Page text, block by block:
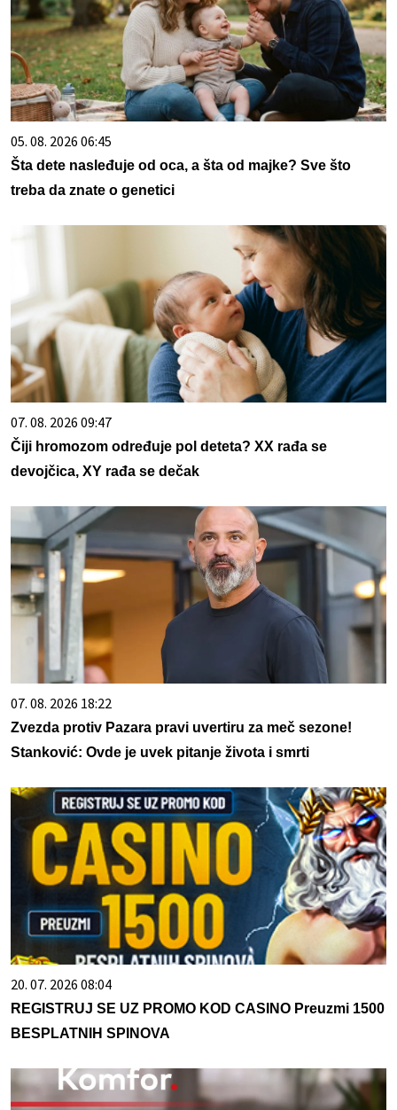
05. 08. 2026 06:45
Šta dete nasleđuje od oca, a šta od majke? Sve što
treba da znate o genetici
07. 08. 2026 09:47
Čiji hromozom određuje pol deteta? XX rađa se
devojčica, XY rađa se dečak
07. 08. 2026 18:22
Zvezda protiv Pazara pravi uvertiru za meč sezone!
Stanković: Ovde je uvek pitanje života i smrti
20. 07. 2026 08:04
REGISTRUJ SE UZ PROMO KOD CASINO Preuzmi 1500
BESPLATNIH SPINOVA